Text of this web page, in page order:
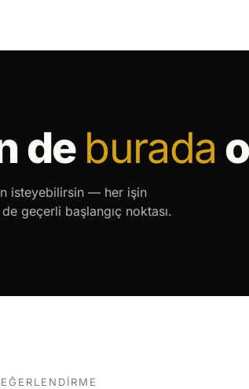
de burada
isteyebilirsin — her işin
geçerli başlangıç noktası.